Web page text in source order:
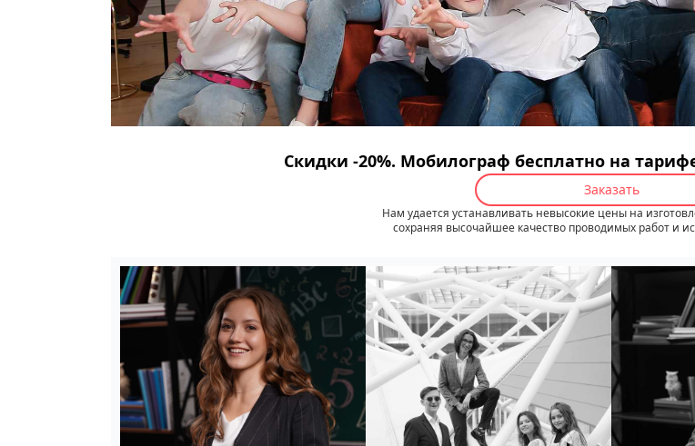
Скидки -20%. Мобилограф бесплатно на
Заказать
Нам удается устанавливать невысокие цены на
сохраняя высочайшее качество проводимых работ и